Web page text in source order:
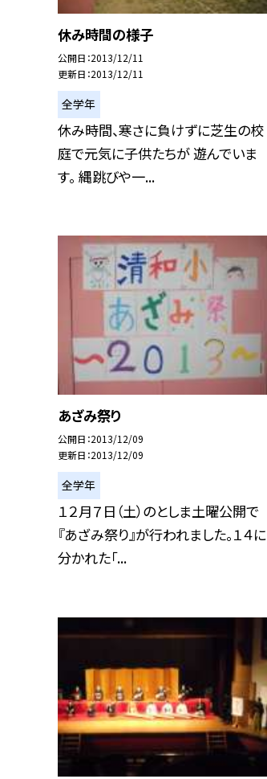
休み時間の様子
公開日 2013/12/11
更新日 2013/12/11
全学年
休み時間、寒さに負けずに芝生の校
庭で元気に子供たちが 遊んでいま
す。 縄跳びや一...
あざみ祭り
公開日 2013/12/09
更新日 2013/12/09
全学年
１２月７日（土）のとしま土曜公開で
『あざみ祭り』が行われました。１４に
分かれた「...